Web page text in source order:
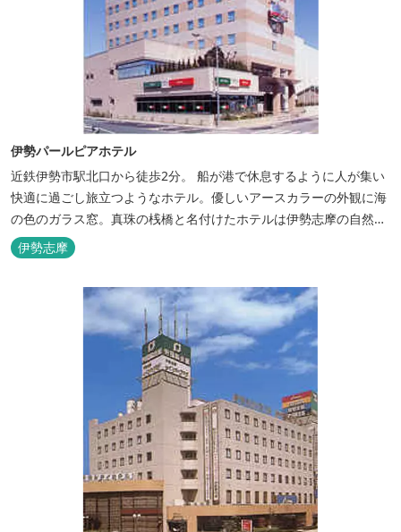
伊勢パールピアホテル
近鉄伊勢市駅北口から徒歩2分。 船が港で休息するように人が集い
快適に過ごし旅立つようなホテル。優しいアースカラーの外観に海
の色のガラス窓。真珠の桟橋と名付けたホテルは伊勢志摩の自然保
護への思いか省エネルギーへの工夫と設備を備えています。 和食・
イタリアンレストランがございます。 また、宿泊のお客様は途中出
入り自由立体駐車場を無料でお使いいただけます。
伊勢志摩